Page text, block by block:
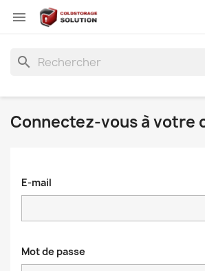

search
Connectez-vous à votre
E-mail
Mot de passe